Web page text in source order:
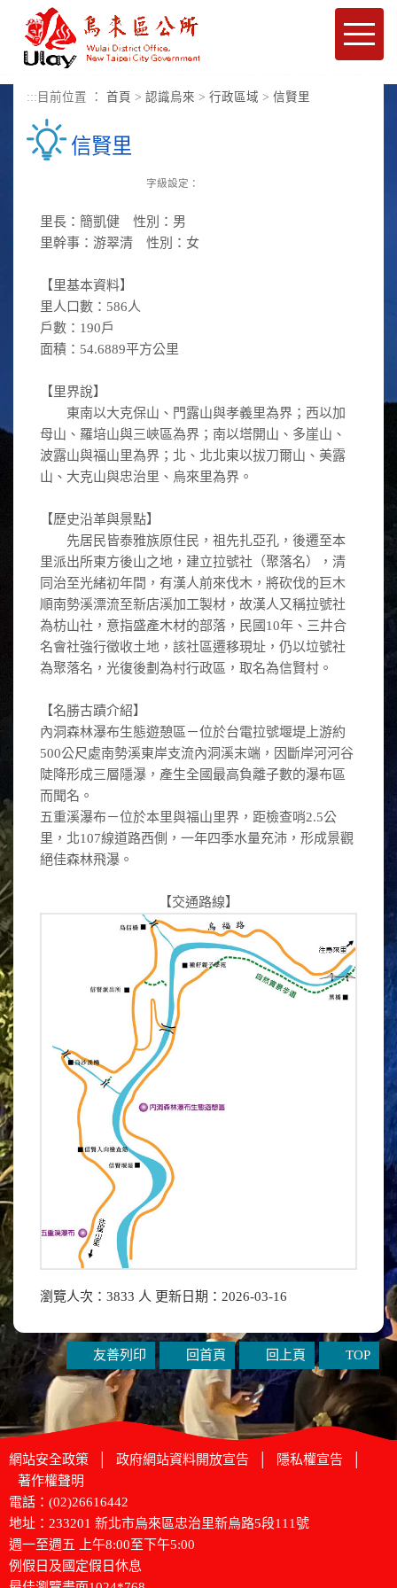
進入內容區塊
Toggle
::: 目前位置 ： 首頁 > 認識烏來 > 行政區域 > 信賢里
信賢里
字級設定：
里長：簡凱健 性別：男
里幹事：游翠清 性別：女
【里基本資料】
里人口數：586人
戶數：190戶
面積：54.6889平方公里
【里界說】
東南以大克保山、門露山與孝義里為界；西以加
母山、羅培山與三峽區為界；南以塔開山、多崖山、
波露山與福山里為界；北、北北東以拔刀爾山、美露
山、大克山與忠治里、烏來里為界。
【歷史沿革與景點】
先居民皆泰雅族原住民，祖先扎亞孔，後遷至本
里派出所東方後山之地，建立拉號社（聚落名），清
同治至光緒初年間，有漢人前來伐木，將砍伐的巨木
順南勢溪漂流至新店溪加工製材，故漢人又稱拉號社
為枋山社，意指盛產木材的部落，民國10年、三井合
名會社強行徵收土地，該社區遷移現址，仍以垃號社
為聚落名，光復後劃為村行政區，取名為信賢村。
【名勝古蹟介紹】
內洞森林瀑布生態遊憩區－位於台電拉號堰堤上游約
500公尺處南勢溪東岸支流內洞溪末端，因斷岸河河谷
陡降形成三層隱瀑，產生全國最高負離子數的瀑布區
而聞名。
五重溪瀑布－位於本里與福山里界，距檢查哨2.5公
里，北107線道路西側，一年四季水量充沛，形成景觀
絕佳森林飛瀑。
【交通路線】
瀏覽人次：3833 人 更新日期：2026-03-16
友善列印 回首頁 回上頁 TOP
網站安全政策 政府網站資料開放宣告 隱私權宣告
著作權聲明
電話：(02)26616442
地址：233201 新北市烏來區忠治里新烏路5段111號
週一至週五 上午8:00至下午5:00
例假日及國定假日休息